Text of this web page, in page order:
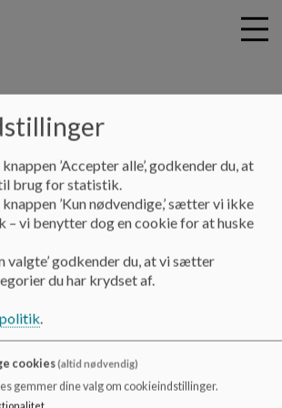
Gæstedag
invitation til dem, de gerne vil invitere.
sin gæst på legepladsen og vise alt det
når man går i børnehave.
hvor børn og gæster skaber
man gerne tage sin madpakke med og
’Accepter alle’, godkender du, at
brug for statistik.
’Kun nødvendige,’ sætter vi ikke
vi benytter dog en cookie for at huske
valgte’ godkender du, at vi sætter
du har krydset af.
.
cookies(altid nødvendig)
gemmer dine valg om cookieindstillinger.